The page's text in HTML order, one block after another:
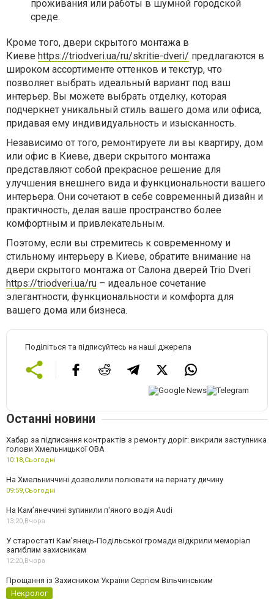
проживания или работы в шумной городской
среде.
Кроме того, двери скрытого монтажа в
Киеве https://triodveri.ua/ru/skritie-dveri/ предлагаются в
широком ассортименте оттенков и текстур, что
позволяет выбрать идеальный вариант под ваш
интерьер. Вы можете выбрать отделку, которая
подчеркнет уникальный стиль вашего дома или офиса,
придавая ему индивидуальность и изысканность.
Независимо от того, ремонтируете ли вы квартиру, дом
или офис в Киеве, двери скрытого монтажа
представляют собой прекрасное решение для
улучшения внешнего вида и функциональности вашего
интерьера. Они сочетают в себе современный дизайн и
практичность, делая ваше пространство более
комфортным и привлекательным.
Поэтому, если вы стремитесь к современному и
стильному интерьеру в Киеве, обратите внимание на
двери скрытого монтажа от Салона дверей Trio Dveri
https://triodveri.ua/ru – идеальное сочетание
элегантности, функциональности и комфорта для
вашего дома или бизнеса.
Поділіться та підписуйтесь на наші джерела
Останні новини
Хабар за підписання контрактів з ремонту доріг: викрили заступника
голови Хмельницької ОВА
10:18,Сьогодні
На Хмельниччині дозволили полювати на пернату дичину
09:59,Сьогодні
На Камʼянеччині зупинили п'яного водія Audi
13:20,Вчора
У старостаті Кам’янець-Подільської громади відкрили меморіал
загиблим захисникам
12:20,Вчора
Прощання із Захисником України Сергієм Вільчинським
Некролог